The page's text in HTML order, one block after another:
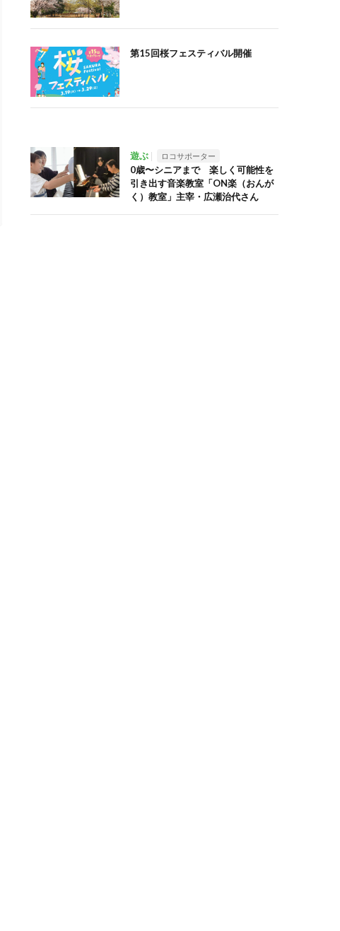
第15回桜フェスティバル開催
遊ぶ ロコサポーター
0歳〜シニアまで 楽しく可能性を
引き出す音楽教室「ON楽（おんが
く）教室」主宰・広瀬治代さん